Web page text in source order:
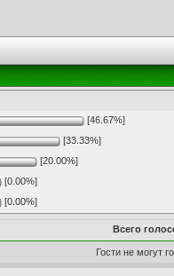
[46.67%]
[33.33%]
[20.00%]
[0.00%]
[0.00%]
Всего
Гости не могут